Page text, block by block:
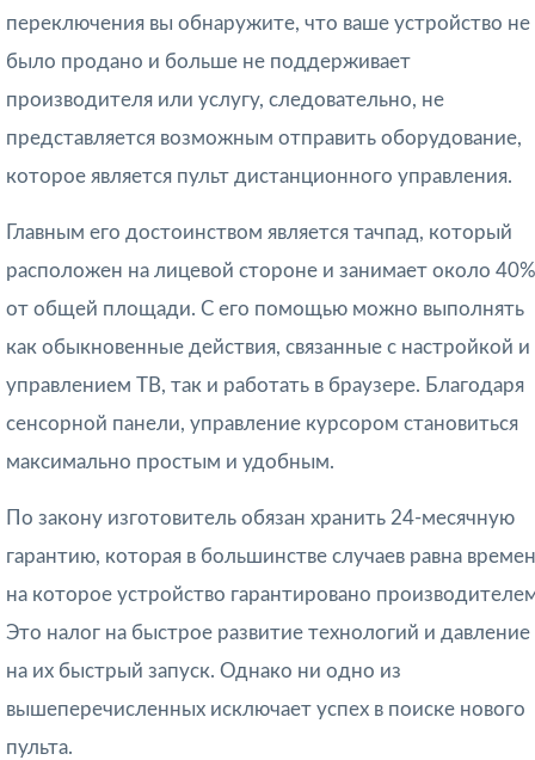
переключения вы обнаружите, что ваше устройство не
было продано и больше не поддерживает
производителя или услугу, следовательно, не
представляется возможным отправить оборудование,
которое является пульт дистанционного управления.
Главным его достоинством является тачпад, который
расположен на лицевой стороне и занимает около 40%
от общей площади. С его помощью можно выполнять
как обыкновенные действия, связанные с настройкой и
управлением ТВ, так и работать в браузере. Благодаря
сенсорной панели, управление курсором становиться
максимально простым и удобным.
По закону изготовитель обязан хранить 24-месячную
гарантию, которая в большинстве случаев равна
на которое устройство гарантировано
Это налог на быстрое развитие технологий и давление
на их быстрый запуск. Однако ни одно из
вышеперечисленных исключает успех в поиске нового
пульта.